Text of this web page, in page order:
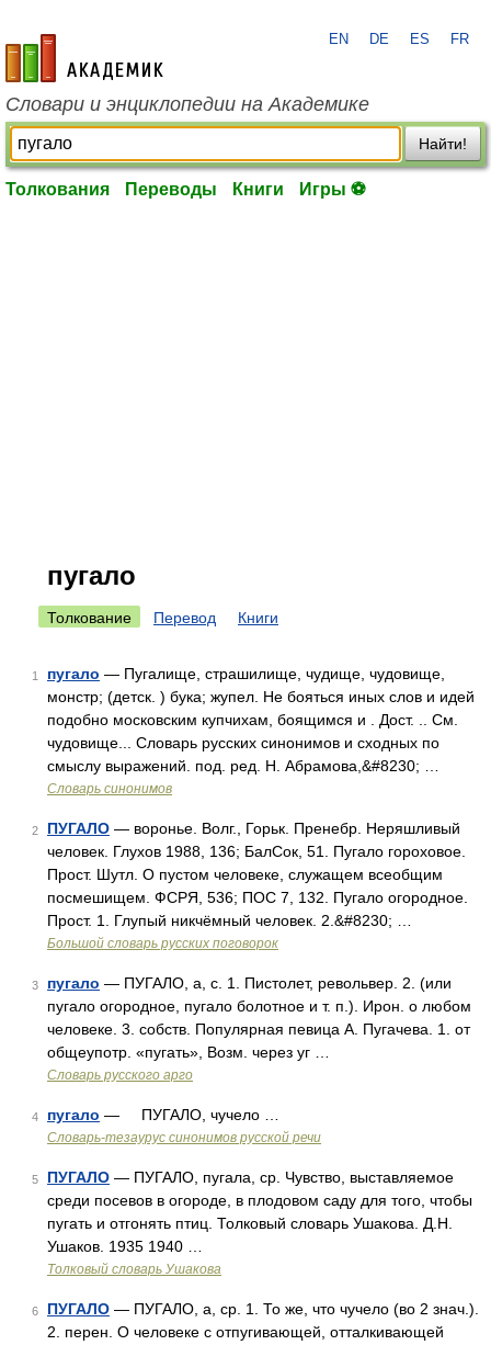
academic.ru
EN DE ES FR
Словари и энциклопедии на Академике
Найти!
Толкования Переводы Книги Игры ⚽
пугало
Толкование Перевод Книги
1 пугало — Пугалище, страшилище, чудище, чудовище,
монстр; (детск. ) бука; жупел. Не бояться иных слов и идей
подобно московским купчихам, боящимся и . Дост. .. См.
чудовище... Словарь русских синонимов и сходных по
смыслу выражений. под. ред. Н. Абрамова,&#8230; …
Словарь синонимов
2 ПУГАЛО — воронье. Волг., Горьк. Пренебр. Неряшливый
человек. Глухов 1988, 136; БалСок, 51. Пугало гороховое.
Прост. Шутл. О пустом человеке, служащем всеобщим
посмешищем. ФСРЯ, 536; ПОС 7, 132. Пугало огородное.
Прост. 1. Глупый никчёмный человек. 2.&#8230; …
Большой словарь русских поговорок
3 пугало — ПУГАЛО, а, с. 1. Пистолет, револьвер. 2. (или
пугало огородное, пугало болотное и т. п.). Ирон. о любом
человеке. 3. собств. Популярная певица А. Пугачева. 1. от
общеупотр. «пугать», Возм. через уг …
Словарь русского арго
4 пугало — ПУГАЛО, чучело …
Словарь-тезаурус синонимов русской речи
5 ПУГАЛО — ПУГАЛО, пугала, ср. Чувство, выставляемое
среди посевов в огороде, в плодовом саду для того, чтобы
пугать и отгонять птиц. Толковый словарь Ушакова. Д.Н.
Ушаков. 1935 1940 …
Толковый словарь Ушакова
6 ПУГАЛО — ПУГАЛО, а, ср. 1. То же, что чучело (во 2 знач.).
2. перен. О человеке с отпугивающей, отталкивающей